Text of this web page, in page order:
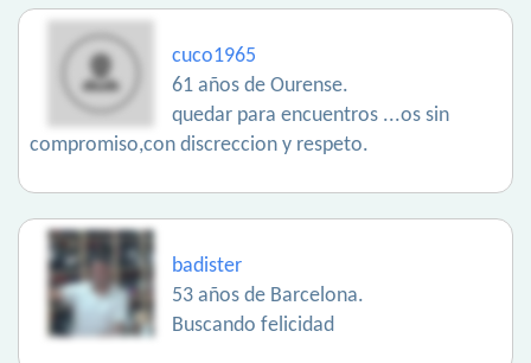
cuco1965
61 años de Ourense.
quedar para encuentros ...os sin
compromiso,con discreccion y respeto.
badister
53 años de Barcelona.
Buscando felicidad